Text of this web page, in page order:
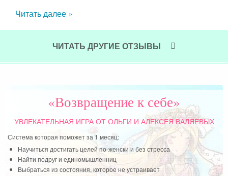
И
Читать далее »
ЧИТАТЬ ДРУГИЕ ОТЗЫВЫ
«Возвращение к себе»
УВЛЕКАТЕЛЬНАЯ ИГРАОТ ОЛЬГИ И АЛЕКСЕЯ ВАЛЯЕВЫХ
Система которая поможет за 1 месяц:
Научиться достигать целей по-женски и без стресса
Найти подруг и единомышленниц
Выбраться из состояния, которое не устраивает